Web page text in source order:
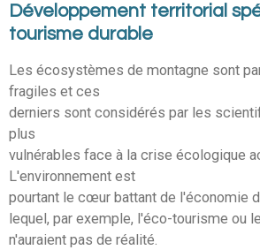
Développement territorial
tourisme durable
Les écosystèmes de montagne sont
fragiles et ces
derniers sont considérés par les
plus
vulnérables face à la crise écologique
L'environnement est
pourtant le cœur battant de l'économie
lequel, par exemple, l'éco-tourisme ou
n'auraient pas de réalité.